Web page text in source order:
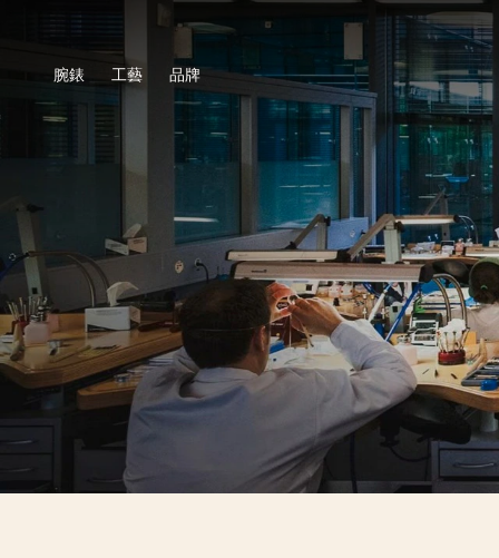
腕錶 工藝 品牌